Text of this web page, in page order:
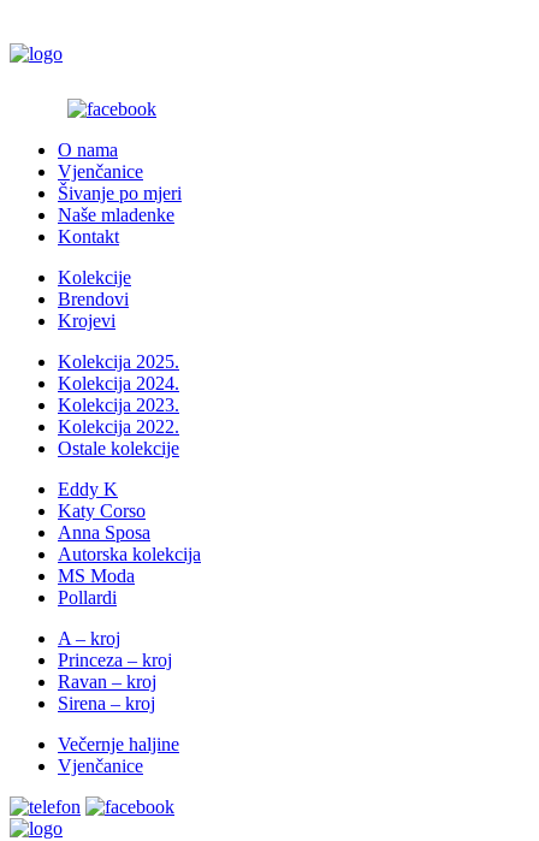
O nama
Vjenčanice
Šivanje po mjeri
Naše mladenke
Kontakt
Kolekcije
Brendovi
Krojevi
Kolekcija 2025.
Kolekcija 2024.
Kolekcija 2023.
Kolekcija 2022.
Ostale kolekcije
Eddy K
Katy Corso
Anna Sposa
Autorska kolekcija
MS Moda
Pollardi
A – kroj
Princeza – kroj
Ravan – kroj
Sirena – kroj
Večernje haljine
Vjenčanice